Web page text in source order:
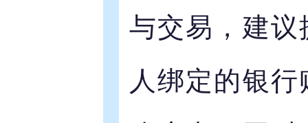
与交易，建
人绑定的银